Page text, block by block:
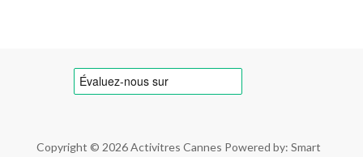
Copyright © 2026Activitres Cannes Powered by: Smart